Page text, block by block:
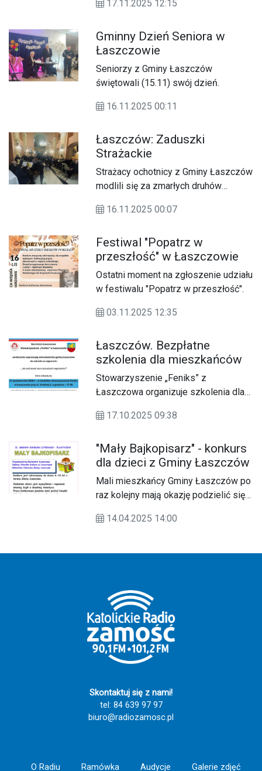
świetlicy wiejskiej w Pukarzowie.
17.11.2025 12:15
Gminny Dzień Seniora w
Łaszczowie
Seniorzy z Gminy Łaszczów
świętowali (15.11) swój dzień.
16.11.2025 00:11
Łaszczów: Zaduszki
Strażackie
Strażacy ochotnicy z Gminy Łaszczów
modlili się za zmarłych druhów
Zaduszek Strażackich, które odbyły
16.11.2025 00:07
Festiwal "Popatrz w
przeszłość" w Łaszczowie
Ostatni moment na zgłoszenie udziału
w festiwalu "Popatrz w przeszłość".
03.11.2025 12:35
Łaszczów. Bezpłatne
szkolenia dla mieszkańców
Stowarzyszenie „Feniks” z
Łaszczowa organizuje szkolenia dla
17.10.2025 09:38
"Mały Bajkopisarz" - konkurs
dla dzieci z Gminy Łaszczów
Mali mieszkańcy Gminy Łaszczów po
raz kolejny mają okazję podzielić się
talentem biorąc udział w konkursie
organizowany przez Bibliotekę
Łaszczowa.
14.04.2025 14:00
Skontaktuj się z nami!
tel: 84 639 97 97
biuro@radiozamosc.pl
O Radiu Ramówka Audycje Galerie zdjęć